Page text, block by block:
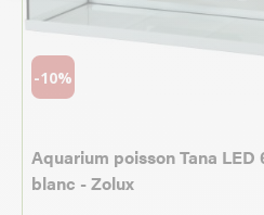
-10%
Aquarium poisson Tana LED
blanc - Zolux